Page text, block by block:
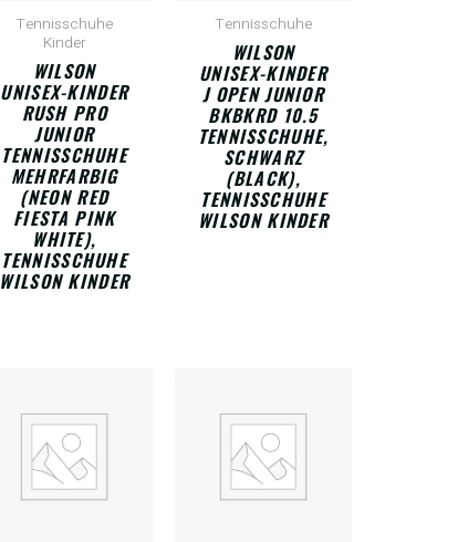
Tennisschuhe
Kinder
WILSON
UNISEX-KINDER
RUSH PRO
JUNIOR
TENNISSCHUHE
MEHRFARBIG
(NEON RED
FIESTA PINK
WHITE),
TENNISSCHUHE
WILSON KINDER
Tennisschuhe
WILSON
UNISEX-KINDER
J OPEN JUNIOR
BKBKRD 10.5
TENNISSCHUHE,
SCHWARZ
(BLACK),
TENNISSCHUHE
WILSON KINDER